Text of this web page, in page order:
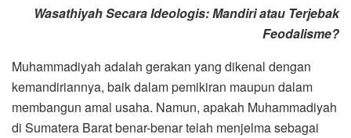
Wasathiyah Secara Ideologis: Mandiri atau Terjebak
Feodalisme?
Muhammadiyah adalah gerakan yang dikenal dengan
kemandiriannya, baik dalam pemikiran maupun dalam
membangun amal usaha. Namun, apakah Muhammadiyah
di Sumatera Barat benar-benar telah menjelma sebagai